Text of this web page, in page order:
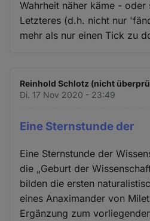
Wahrheit näher käme - oder
Letzteres (d.h. nicht nur
mehr als nur einen Tick zu
Reinhold Schlotz (nicht
Di. 17 Nov 2020 - 23:49
Eine Sternstunde der
Eine Sternstunde der
die „Geburt der
bilden die ersten
eines Anaximander von
Ergänzung zum